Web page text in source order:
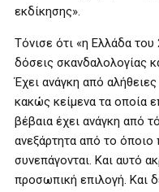
εκδίκησης».
Τόνισε ότι «η Ελλάδα
δόσεις σκανδαλολογίας
Έχει ανάγκη από
κακώς κείμενα τα οποία
βέβαια έχει ανάγκη από
ανεξάρτητα από το όποιο
συνεπάγονται. Και αυτό
προσωπική επιλογή. Και